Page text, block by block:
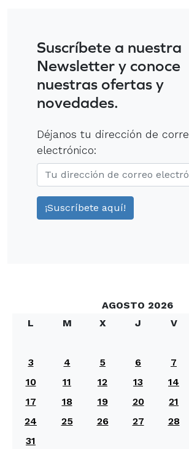
Suscríbete a nuestra
Newsletter y conoce
nuestras ofertas y
novedades.
Déjanos tu dirección de
electrónico:
AGOSTO 2026
L
M X J V
3
4 5 6 7
10
11 12 13 14
17
18 19 20 21
24
25 26 27 28
31